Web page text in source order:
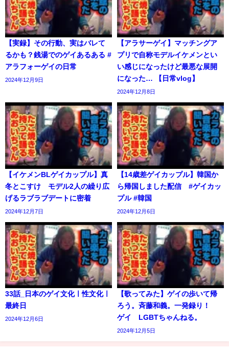
【実録】その行動、実はバレて
るかも？銭湯でのゲイあるある #
アラフォーゲイの日常
2024年12月9日
【アラサーゲイ】マッチングア
プリで自称モデルイケメンとい
い感じになったけど最悪な展開
になった… 【日常vlog】
2024年12月8日
【イケメンBLゲイカップル】真
冬とこすけ モデル2人の繰り広
げるラブラブデートに密着
2024年12月7日
【14歳差ゲイカップル】韓国か
ら帰国しました配信 #ゲイカッ
プル #韓国
2024年12月6日
33話_日本のゲイ文化ㅣ性文化ㅣ
最終日
2024年12月6日
【歌ってみた】ゲイの歩いて帰
ろう。斉藤和義。一発録り！
ゲイ LGBTちゃんねる。
2024年12月5日